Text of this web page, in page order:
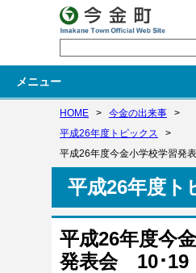
メニュー
HOME > 今金の出来事
>
平成26年度トピックス
>
平成26年度今金小学校学習発
平成26年度ト
平成26年度今
発表会 10･19